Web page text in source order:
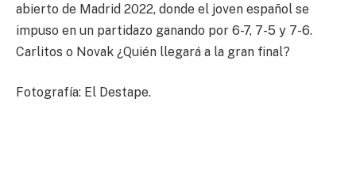
abierto de Madrid 2022, donde el joven español se
impuso en un partidazo ganando por 6-7, 7-5 y 7-6.
Carlitos o Novak ¿Quién llegará a la gran final?
Fotografía: El Destape.